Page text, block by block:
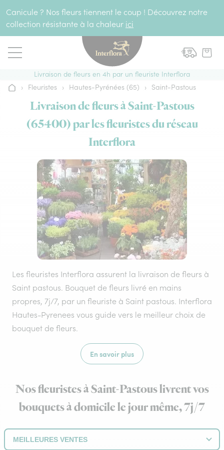
Canicule ? Nos fleurs tiennent le coup ! Découvrez notre
collection résistante à la chaleur ici
Livraison de fleurs en 4h par un fleuriste Interflora
Accueil
› Fleuristes › Hautes-Pyrénées (65) › Saint-Pastous
Livraison de fleurs à Saint-Pastous
(65400) par les fleuristes du réseau
Interflora
Les fleuristes Interflora assurent la livraison de fleurs à
Saint pastous. Bouquet de fleurs livré en mains
propres, 7j/7, par un fleuriste à Saint pastous. Interflora
Hautes-Pyrenees vous guide vers le meilleur choix de
bouquet de fleurs.
En savoir plus
Nos fleuristes à Saint-Pastous livrent vos
bouquets à domicile le jour même, 7j/7